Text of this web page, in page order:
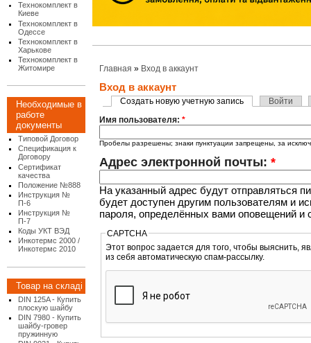
Технокомплект в
Киеве
Технокомплект в
Одессе
Технокомплект в
Харькове
Технокомплект в
Житомире
Необходимые в
работе
документы
Типовой Договор
Спецификация к
Договору
Сертификат
качества
Положение №888
Инструкция №
П-6
Инструкция №
П-7
Коды УКТ ВЭД
Инкотермс 2000 /
Инкотермс 2010
Товар на складі
DIN 125A - Купить
плоскую шайбу
DIN 7980 - Купить
шайбу-гровер
пружинную
Главная » Вход в аккаунт
Вход в аккаунт
Создать новую учетную запись
Войти
Имя пользователя: *
Пробелы разрешены; знаки пунктуации запрещены, за
Адрес электронной почты: *
На указанный адрес будут отправляться
будет доступен другим пользователям и
пароля, определённых вами оповещений и
CAPTCHA
Этот вопрос задается для того, чтобы выяснить, являетесь ли Вы
из себя автоматическую спам-рассылку.